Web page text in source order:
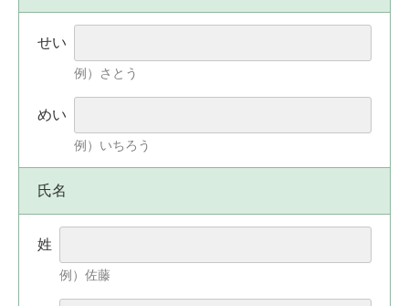
せい
例）さとう
めい
例）いちろう
氏名
姓
例）佐藤